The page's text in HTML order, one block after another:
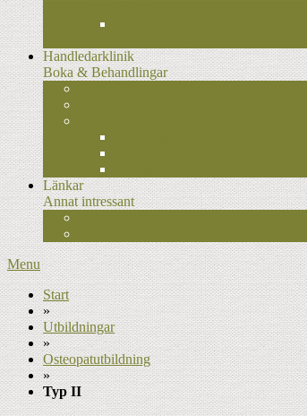
Handledarklinik
Boka & Behandlingar
Länkar
Annat intressant
Menu
Start
»
Utbildningar
»
Osteopatutbildning
»
Typ II